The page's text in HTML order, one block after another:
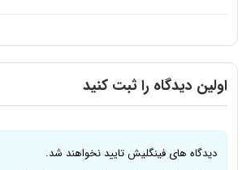
اولین دیدگاه را ثبت کنید
دیدگاه های فینگلیش تایید نخواهند شد.